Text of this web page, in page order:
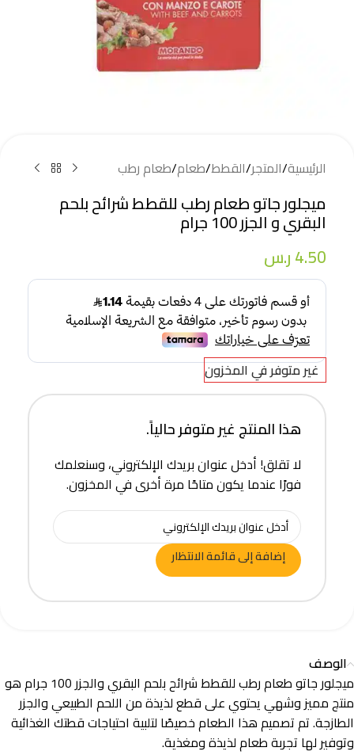
الرئيسية/المتجر/القطط/طعام/طعام رطب
ميجلور جاتو طعام رطب للقطط شرائح بلحم
البقري و الجزر 100 جرام
4.50ر.س
غير متوفر في المخزون
هذا المنتج غير متوفر حالياً.
لا تقلق! أدخل عنوان بريدك الإلكتروني، وسنعلمك
فورًا عندما يكون متاحًا مرة أخرى في المخزون.
إضافة إلى قائمة الانتظار
الوصف
ميجلور جاتو طعام رطب للقطط شرائح بلحم البقري والجزر 100 جرام هو
منتج مميز وشهي يحتوي على قطع لذيذة من اللحم الطبيعي والجزر
الطازجة. تم تصميم هذا الطعام خصيصًا لتلبية احتياجات قطتك الغذائية
وتوفير لها تجربة طعام لذيذة ومغذية.